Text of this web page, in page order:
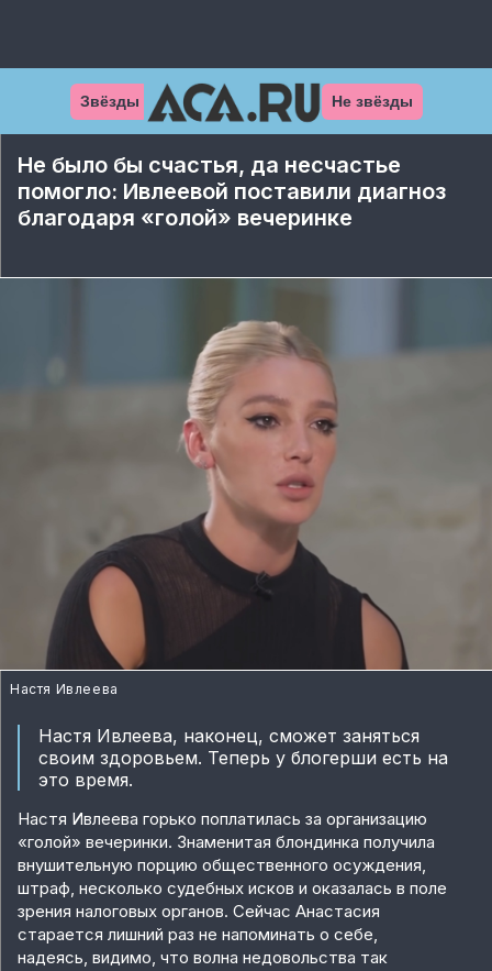
Звёзды Не звёзды
Не было бы счастья, да несчастье
помогло: Ивлеевой поставили диагноз
благодаря «голой» вечеринке
Настя Ивлеева
Настя Ивлеева, наконец, сможет заняться
своим здоровьем. Теперь у блогерши есть на
это время.
Настя Ивлеева горько поплатилась за организацию
«голой» вечеринки. Знаменитая блондинка получила
внушительную порцию общественного осуждения,
штраф, несколько судебных исков и оказалась в поле
зрения налоговых органов. Сейчас Анастасия
старается лишний раз не напоминать о себе,
надеясь, видимо, что волна недовольства так